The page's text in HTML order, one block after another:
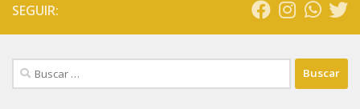
SEGUIR:
Buscar: